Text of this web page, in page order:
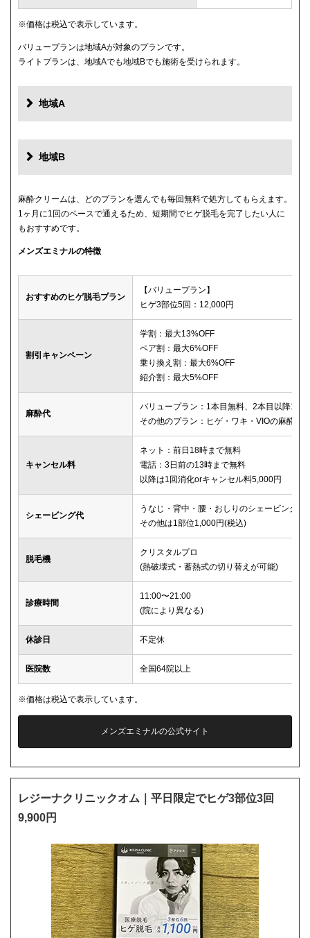
※価格は税込で表示しています。
バリュープランは地域Aが対象のプランです。
ライトプランは、地域Aでも地域Bでも施術を受けられます。
地域A
地域B
麻酔クリームは、どのプランを選んでも毎回無料で処方してもらえます。
1ヶ月に1回のペースで通えるため、短期間でヒゲ脱毛を完了したい人に
もおすすめです。
メンズエミナルの特徴
おすすめのヒゲ脱毛プラン
【バリュープラン】
ヒゲ3部位5回：12,000円
割引キャンペーン
学割：最大13%OFF
ペア割：最大6%OFF
乗り換え割：最大6%OFF
紹介割：最大5%OFF
麻酔代
バリュープラン：1本目無料、2本目以降1本
その他のプラン：ヒゲ・ワキ・VIOの麻酔が
キャンセル料
ネット：前日18時まで無料
電話：3日前の13時まで無料
以降は1回消化orキャンセル料5,000円
シェービング代
うなじ・背中・腰・おしりのシェービングは
その他は1部位1,000円(税込)
脱毛機
クリスタルプロ
(熱破壊式・蓄熱式の切り替えが可能)
診療時間
11:00〜21:00
(院により異なる)
休診日 不定休
医院数 全国64院以上
※価格は税込で表示しています。
メンズエミナルの公式サイト
レジーナクリニックオム｜平日限定でヒゲ3部位3回
9,900円